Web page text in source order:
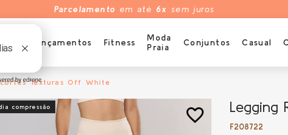
Parcelamento em até 6x sem juros
Lançamentos Fitness
Moda
Praia
Conjuntos Casual
Texturas Off White
compressão favorite_border Legging
F208722